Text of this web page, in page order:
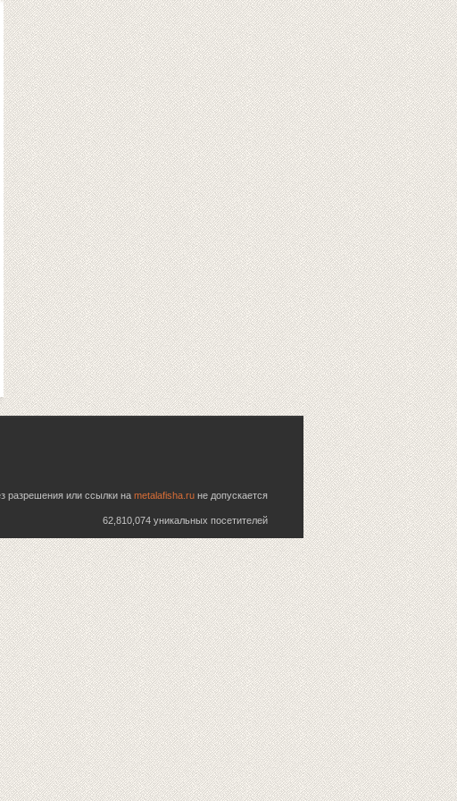
разрешения или ссылки на metalafisha.ru не допускается
62,810,074 уникальных посетителей